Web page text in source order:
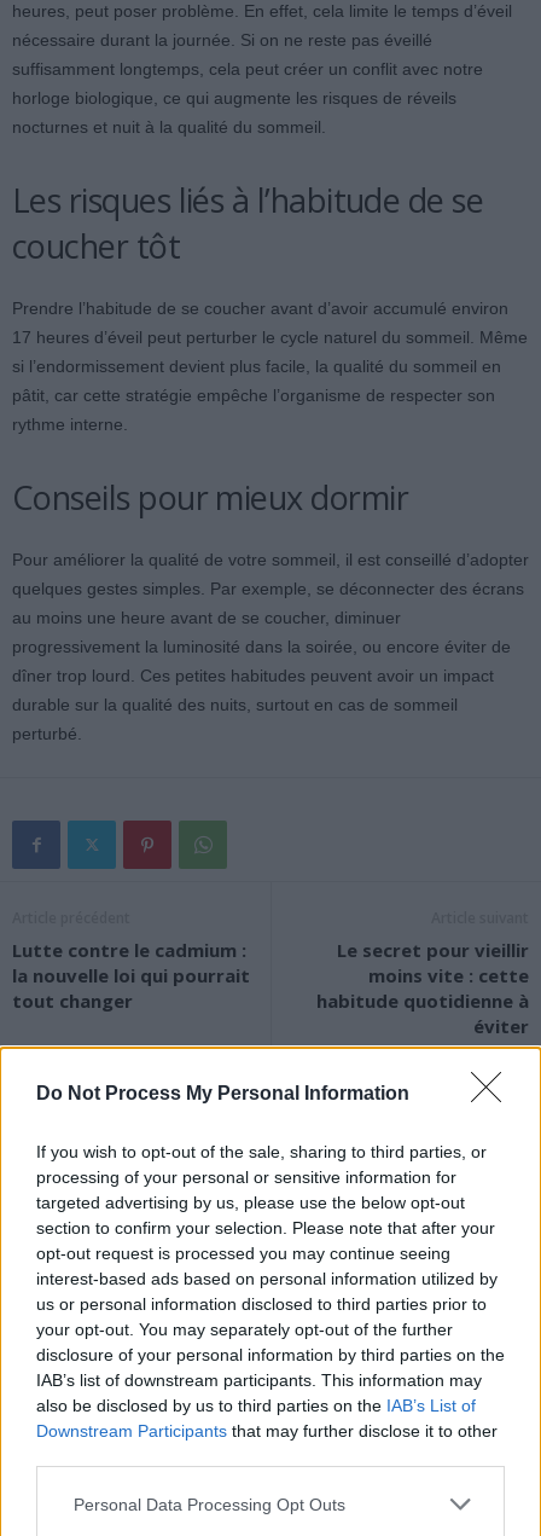
Do Not Process My Personal Information
If you wish to opt-out of the sale, sharing to third parties, or
processing of your personal or sensitive information for
targeted advertising by us, please use the below opt-out
section to confirm your selection. Please note that after your
opt-out request is processed you may continue seeing
interest-based ads based on personal information utilized by
us or personal information disclosed to third parties prior to
your opt-out. You may separately opt-out of the further
disclosure of your personal information by third parties on the
IAB’s list of downstream participants. This information may
also be disclosed by us to third parties on the IAB’s List of
Downstream Participants that may further disclose it to other
Personal Data Processing Opt Outs
heures, peut poser problème. En effet, cela limite le temps d’éveil
nécessaire durant la journée. Si on ne reste pas éveillé
suffisamment longtemps, cela peut créer un conflit avec notre
horloge biologique, ce qui augmente les risques de réveils
nocturnes et nuit à la qualité du sommeil.
Les risques liés à l’habitude de se
coucher tôt
Prendre l’habitude de se coucher avant d’avoir accumulé environ
17 heures d’éveil peut perturber le cycle naturel du sommeil. Même
si l’endormissement devient plus facile, la qualité du sommeil en
pâtit, car cette stratégie empêche l’organisme de respecter son
rythme interne.
Conseils pour mieux dormir
Pour améliorer la qualité de votre sommeil, il est conseillé d’adopter
quelques gestes simples. Par exemple, se déconnecter des écrans
au moins une heure avant de se coucher, diminuer
progressivement la luminosité dans la soirée, ou encore éviter de
dîner trop lourd. Ces petites habitudes peuvent avoir un impact
durable sur la qualité des nuits, surtout en cas de sommeil
perturbé.
Lutte contre le cadmium :
la nouvelle loi qui pourrait
tout changer
Le secret pour vieillir
moins vite : cette
habitude quotidienne à
éviter
news
ARTICLES CONNEXES PLUS DE L'AUTEUR
Santé
éviter le danger
Santé Santé